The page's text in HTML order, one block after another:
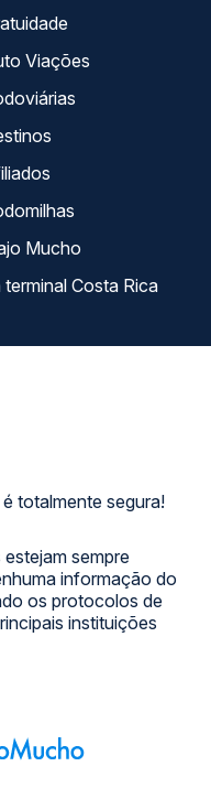
totalmente segura!
sempre
informação do
os protocolos de
instituições
Auto Viações
Mucho
La terminal Costa Rica